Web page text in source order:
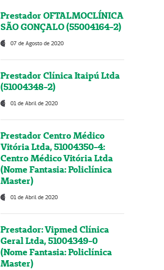
Prestador OFTALMOCLÍNICA
SÃO GONÇALO (55004164-2)
07 de Agosto de 2020
Prestador Clínica Itaipú Ltda
(51004348-2)
01 de Abril de 2020
Prestador Centro Médico
Vitória Ltda, 51004350-4:
Centro Médico Vitória Ltda
(Nome Fantasia: Policlínica
Master)
01 de Abril de 2020
Prestador: Vipmed Clínica
Geral Ltda, 51004349-0
(Nome Fantasia: Policlínica
Master)